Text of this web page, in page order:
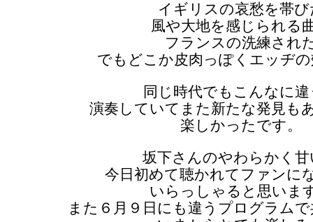
イギリスの哀愁を帯び
風や大地を感じられる
フランスの洗練され
でもどこか皮肉っぽくエッヂ
同じ時代でもこんなに違
演奏していてまた新たな発見も
楽しかったです。
坂下さんのやわらかく甘
今日初めて聴かれてファンに
いらっしゃると思いま
また６月９日にも違うプログラム